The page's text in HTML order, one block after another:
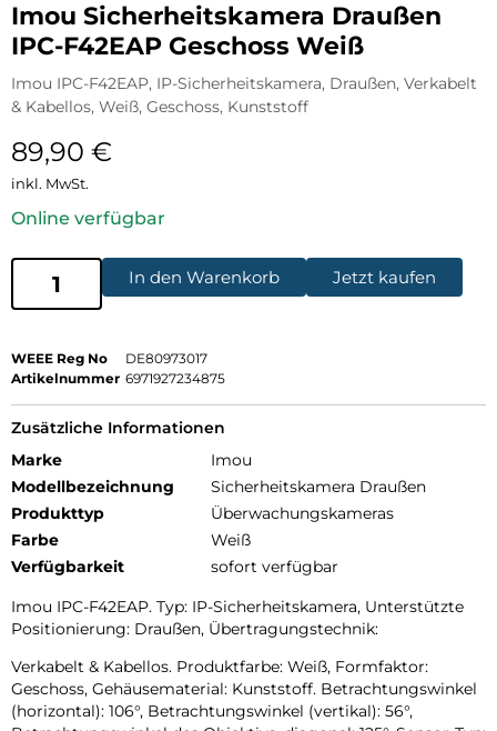
Imou Sicherheitskamera Draußen
IPC-F42EAP Geschoss Weiß
Imou IPC-F42EAP, IP-Sicherheitskamera, Draußen, Verkabelt
& Kabellos, Weiß, Geschoss, Kunststoff
89,90 €
inkl. MwSt.
Online verfügbar
In den Warenkorb Jetzt kaufen
WEEE Reg No
DE80973017
Artikelnummer 6971927234875
Zusätzliche Informationen
Marke
Imou
Modellbezeichnung
Sicherheitskamera Draußen
Produkttyp
Überwachungskameras
Farbe
Weiß
Verfügbarkeit
sofort verfügbar
Imou IPC-F42EAP. Typ: IP-Sicherheitskamera, Unterstützte
Positionierung: Draußen, Übertragungstechnik:
Verkabelt & Kabellos. Produktfarbe: Weiß, Formfaktor:
Geschoss, Gehäusematerial: Kunststoff. Betrachtungswinkel
(horizontal): 106°, Betrachtungswinkel (vertikal): 56°,